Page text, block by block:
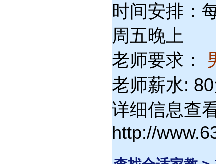
时间安排：
周五晚上
老师要求：
老师薪水:
详细信息查
http://